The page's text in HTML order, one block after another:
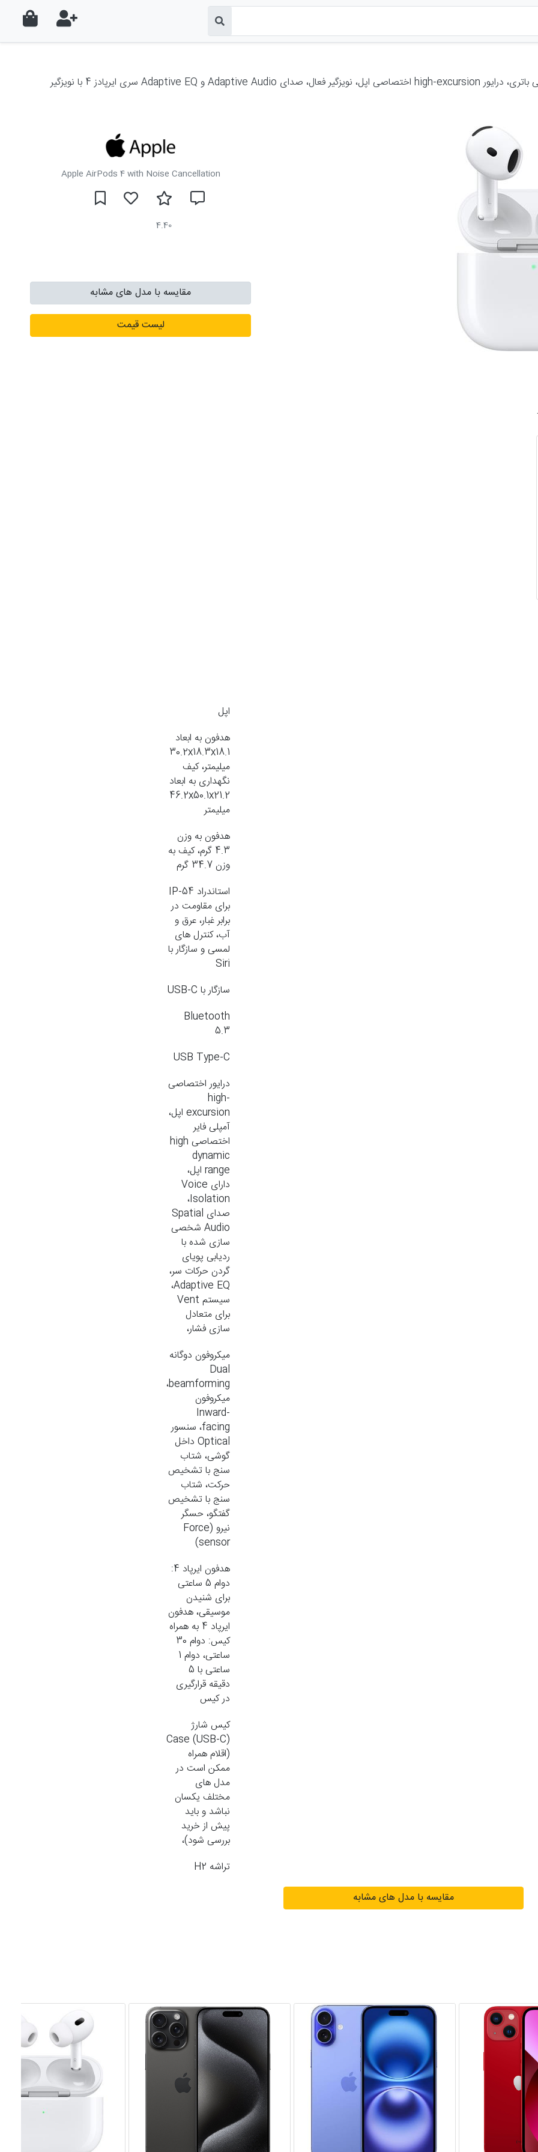
Apple AirPods 4 with Noise Cancellation
4.40
مقایسه با مدل های مشابه
لیست قیمت
اپل
هدفون به ابعاد
30.2x18.3x18.1
میلیمتر، کیف
نگهداری به ابعاد
46.2x50.1x21.2
میلیمتر
هدفون به وزن
4.3 گرم، کیف به
وزن 34.7 گرم
استاندراد IP-54
برای مقاومت در
برابر غبار، عرق و
آب، کنترل های
لمسی و سازگار با
Siri
سازگار با USB-C
Bluetooth
5.3
USB Type-C
درایور اختصاصی
high-
excursion اپل،
آمپلی فایر
اختصاصی high
dynamic
range اپل،
دارای Voice
Isolation،
صدای Spatial
Audio شخصی
سازی شده با
ردیابی پویای
گردن حرکات سر،
Adaptive EQ،
سیستم Vent
برای متعادل
سازی فشار،
میکروفون دوگانه
Dual
beamforming،
میکروفون
Inward-
facing، سنسور
Optical داخل
گوشی، شتاب
سنج با تشخیص
حرکت، شتاب
سنج با تشخیص
گفتگو، حسگر
نیرو (Force
sensor)
هدفون ایرپاد 4:
دوام 5 ساعتی
برای شنیدن
موسیقی، هدفون
ایرپاد 4 به همراه
کیس: دوام 30
ساعتی، دوام 1
ساعتی با 5
دقیقه قرارگیری
در کیس
کیس شارژ
Case (USB-C)
(اقلام همراه
ممکن است در
مدل های
مختلف یکسان
نباشد و باید
پیش از خرید
بررسی شود)،
تراشه H2
مقایسه با مدل های مشابه